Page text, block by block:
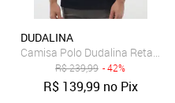
DUDALINA
Camisa Polo Dudalina Reta
R$239,99 - 42%
R$ 139,99 no Pix